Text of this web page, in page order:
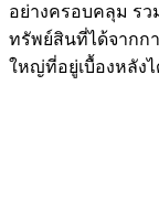
อย่างครอบคลุม ร
ทรัพย์สินที่ได้จากก
ใหญ่ที่อยู่เบื้องหลัง